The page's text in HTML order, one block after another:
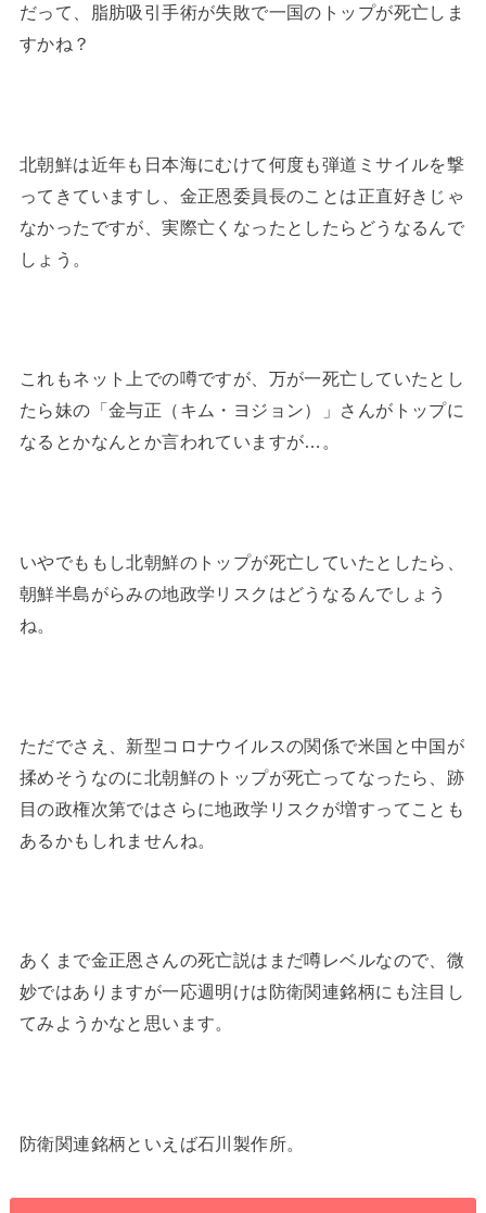
だって、脂肪吸引手術が失敗で一国のトップが死亡しま
すかね？
北朝鮮は近年も日本海にむけて何度も弾道ミサイルを撃
ってきていますし、金正恩委員長のことは正直好きじゃ
なかったですが、実際亡くなったとしたらどうなるんで
しょう。
これもネット上での噂ですが、万が一死亡していたとし
たら妹の「金与正（キム・ヨジョン）」さんがトップに
なるとかなんとか言われていますが…。
いやでももし北朝鮮のトップが死亡していたとしたら、
朝鮮半島がらみの地政学リスクはどうなるんでしょう
ね。
ただでさえ、新型コロナウイルスの関係で米国と中国が
揉めそうなのに北朝鮮のトップが死亡ってなったら、跡
目の政権次第ではさらに地政学リスクが増すってことも
あるかもしれませんね。
あくまで金正恩さんの死亡説はまだ噂レベルなので、微
妙ではありますが一応週明けは防衛関連銘柄にも注目し
てみようかなと思います。
防衛関連銘柄といえば石川製作所。